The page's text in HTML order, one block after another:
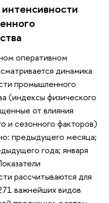
оперативном
динамика
промышленного
(индексы физического
от влияния
и сезонного факторов)
предыдущего месяца;
года; января
рассчитываются для
важнейших видов